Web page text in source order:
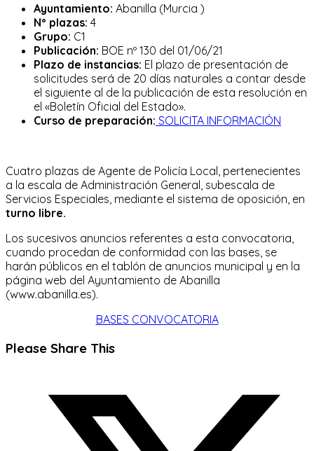
entrada:
la
entrada:
Ayuntamiento: Abanilla (Murcia )
Nº plazas: 4
Grupo: C1
Publicación: BOE nº 130 del 01/06/21
Plazo de instancias: El plazo de presentación de
solicitudes será de 20 días naturales a contar desde
el siguiente al de la publicación de esta resolución en
el «Boletín Oficial del Estado».
Curso de preparación: SOLICITA INFORMACIÓN
Cuatro plazas de Agente de Policía Local, pertenecientes
a la escala de Administración General, subescala de
Servicios Especiales, mediante el sistema de oposición, en
turno libre.
Los sucesivos anuncios referentes a esta convocatoria,
cuando procedan de conformidad con las bases, se
harán públicos en el tablón de anuncios municipal y en la
página web del Ayuntamiento de Abanilla
(www.abanilla.es).
BASES CONVOCATORIA
Please Share ThisCompartir